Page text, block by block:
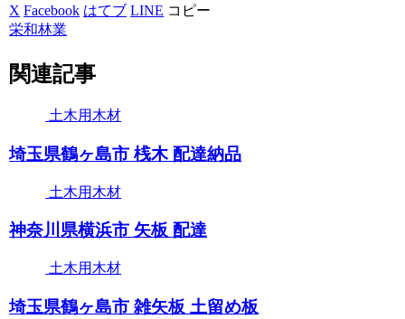
X Facebook はてブ LINE コピー
栄和林業
関連記事
土木用木材
埼玉県鶴ヶ島市 桟木 配達納品
土木用木材
神奈川県横浜市 矢板 配達
土木用木材
埼玉県鶴ヶ島市 雑矢板 土留め板